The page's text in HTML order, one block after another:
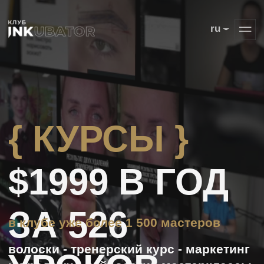
{ КУРСЫ }
$1999 В ГОД
ЗА 526
УРОКОВ
волоски - тренерский курс - маркетинг
и продажи - нейросети - мастерклассы
по перманенту
в клубе уже более 1 500 мастеров
Вступить в клуб